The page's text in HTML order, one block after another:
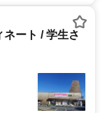
ート / 学生さ